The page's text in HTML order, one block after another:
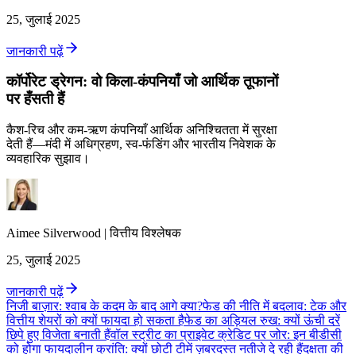
25, जुलाई 2025
जानकारी पढ़ें
कॉर्पोरेट ड्रेगन: वो किला-कंपनियाँ जो आर्थिक तूफानों
पर हँसती हैं
कैश-रिच और कम-ऋण कंपनियाँ आर्थिक अनिश्चितता में सुरक्षा
देती हैं—मंदी में अधिग्रहण, स्व‑फंडिंग और भारतीय निवेशक के
व्यवहारिक सुझाव।
Aimee Silverwood |वित्तीय विश्लेषक
25, जुलाई 2025
जानकारी पढ़ें
निजी बाज़ार: श्वाब के कदम के बाद आगे क्या?फेड की नीति में बदलाव: टेक और
वित्तीय शेयरों को क्यों फायदा हो सकता हैफेड का अड़ियल रुख: क्यों ऊंची दरें
छिपे हुए विजेता बनाती हैंवॉल स्ट्रीट का प्राइवेट क्रेडिट पर जोर: इन बीडीसी
को होगा फायदालीन क्रांति: क्यों छोटी टीमें ज़बरदस्त नतीजे दे रही हैंदक्षता की